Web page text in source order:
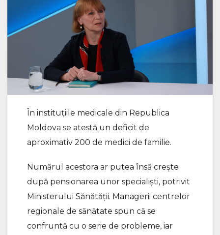
În instituțiile medicale din Republica
Moldova se atestă un deficit de
aproximativ 200 de medici de familie.
Numărul acestora ar putea însă crește
după pensionarea unor specialiști, potrivit
Ministerului Sănătății. Managerii centrelor
regionale de sănătate spun că se
confruntă cu o serie de probleme, iar